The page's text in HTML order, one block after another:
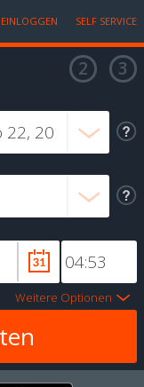
EINLOGGEN SELF SERVICE
Weitere Optionen